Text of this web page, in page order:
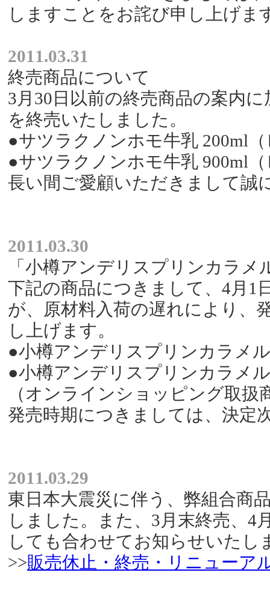
しますことをお詫び申し上げま
2011.03.31
終売商品について
3月30日以前の終売商品の案内
を終売いたしました。
●サツラクノンホモ牛乳 200ml
●サツラクノンホモ牛乳 900ml
長い間ご愛顧いただきまして誠
2011.03.30
「小樽アンデリスプリンカラ
下記の商品につきまして、4月1
が、原材料入荷の遅れにより、
し上げます。
●小樽アンデリスプリンカラメ
●小樽アンデリスプリンカラメ
（オンラインショッピング取扱
発売時期につきましては、決定
2011.03.29
東日本大震災に伴う、弊組合商
しました。また、3月末終売、4
しても合わせてお知らせいたし
>>販売休止・終売・リニューア